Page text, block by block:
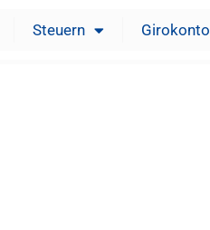
Steuern Girokonto